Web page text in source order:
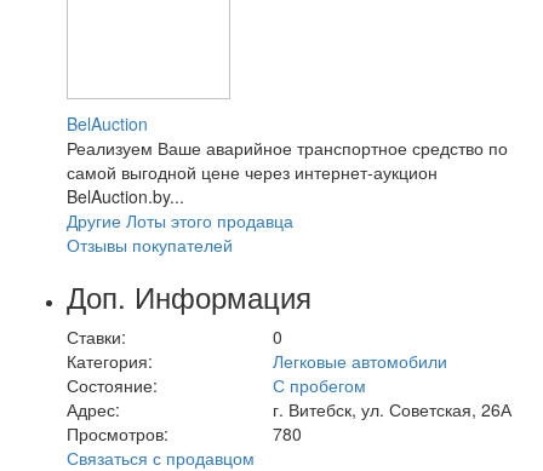
BelAuction
Реализуем Ваше аварийное транспортное средство по
самой выгодной цене через интернет-аукцион
BelAuction.by...
Другие Лоты этого продавца
Отзывы покупателей
Доп. Информация
Ставки:
0
Категория:
Легковые автомобили
Состояние:
С пробегом
Адрес:
г. Витебск, ул. Советская, 26А
Просмотров:
780
Связаться с продавцом